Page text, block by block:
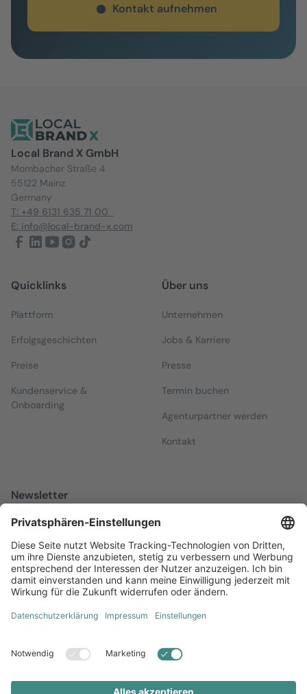
Kontakt aufnehmen
Local Brand X GmbH
Mombacher Straße 4
55122 Mainz
Germany
T: +49 6131 635 71 00
E: info@local-brand-x.com
Quicklinks
Plattform
Erfolgsgeschichten
Preise
Kundenservice &
Onboarding
Über uns
Unternehmen
Jobs & Karriere
Presse
Termin buchen
Agenturpartner werden
Kontakt
Newsletter
Melden Sie sich zu unserem kostenfreien Newsletter an, der Sie
Laufenden hält.
AGB Impressum